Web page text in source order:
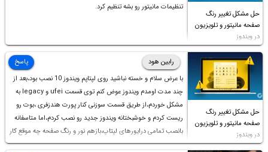
حل مشکل تغییر رنگ
صفحه مانیتور و تلویزیون
در ویندوز
تنظیمات مانیتور رو بشه تنظیم کرد.
حل مشکل تغییر رنگ
صفحه مانیتور و تلویزیون
در ویندوز
رابین هود
با عرض سلام و خسته نباشید روی لپتاپم ویندوز 10 نصب بود،بعد از
چند مدت اومدم ویندوز عوض کنم توی قسمت ufei و legacy به
مشکل خوردم،از طریق قسمت سوزنی کنار پورت هندزفری ،بوت رو
ریست کردم و خوشبختانه ویندوز جدید رو نصب کردم،اما متاسفانه
بانصب تمامی درایورهای لپتاپ،بازهم نور و رنگ صفحه چه موقع کار
چه موقع پخش فیلم مثل سابق نیست(نور زیاده و بی کیفیت)،با
پاسخ